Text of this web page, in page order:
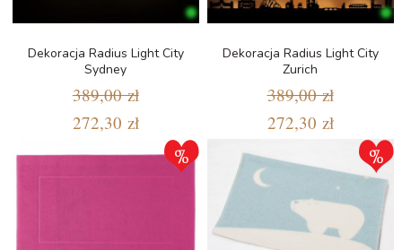
Dekoracja Radius Light City
Sydney
389,00 zł
272,30 zł
Dekoracja Radius Light City
Zurich
389,00 zł
272,30 zł